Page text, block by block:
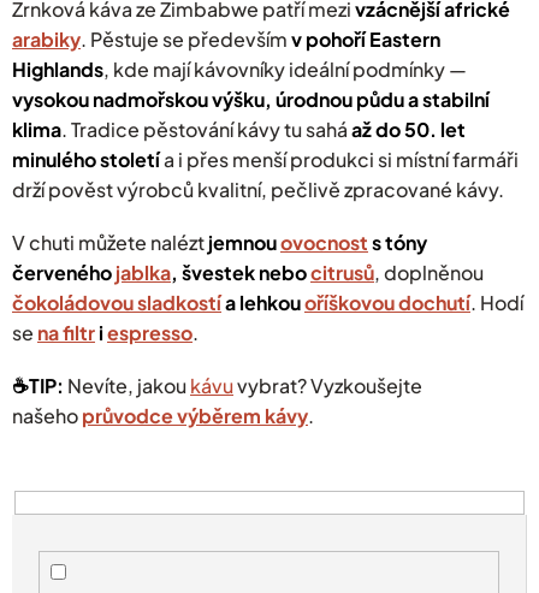
Zrnková káva ze Zimbabwe patří mezivzácnější africké
arabiky. Pěstuje se předevšímv pohoří Eastern
Highlands, kde mají kávovníky ideální podmínky —
vysokou nadmořskou výšku, úrodnou půdu a stabilní
klima. Tradice pěstování kávy tu saháaž do 50. let
minulého stoletía i přes menší produkci si místní farmáři
drží pověst výrobců kvalitní, pečlivě zpracované kávy.
V chuti můžete naléztjemnouovocnosts tóny
červenéhojablka, švestek nebocitrusů, doplněnou
čokoládovou sladkostía lehkouoříškovou dochutí. Hodí
se na filtriespresso.
☕️TIP: Nevíte, jakoukávuvybrat? Vyzkoušejte
našehoprůvodce výběrem kávy.
V